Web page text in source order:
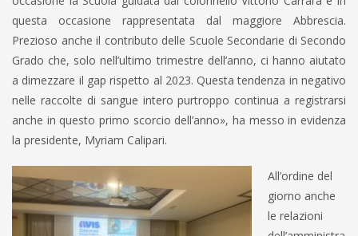
questa occasione rappresentata dal maggiore Abbrescia.
Prezioso anche il contributo delle Scuole Secondarie di Secondo
Grado che, solo nell’ultimo trimestre dell’anno, ci hanno aiutato
a dimezzare il gap rispetto al 2023. Questa tendenza in negativo
nelle raccolte di sangue intero purtroppo continua a registrarsi
anche in questo primo scorcio dell’anno», ha messo in evidenza
la presidente, Myriam Calipari.
All’ordine del
giorno anche
le relazioni